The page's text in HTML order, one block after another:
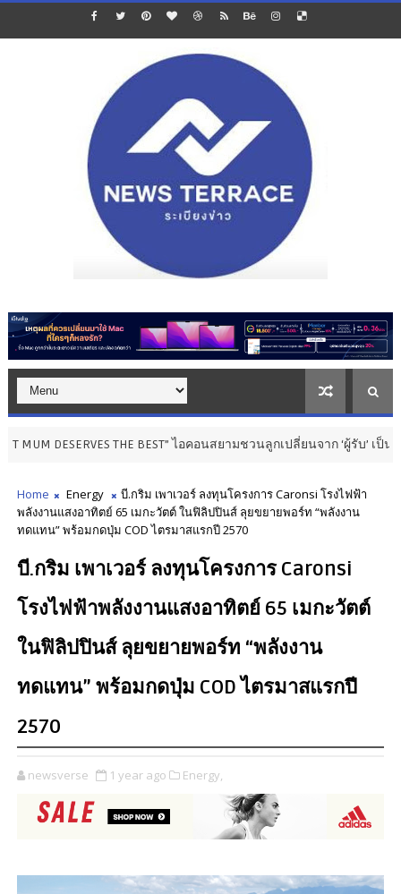
DESERVES THE BEST” ไอคอนสยามชวนลูกเปลี่ยนจาก ‘ผู้รับ’ เป็น ‘ผู้ให้’ ใน
Home Energy
บี.กริม เพาเวอร์ ลงทุนโครงการ Caronsi โรงไฟฟ้า
พลังงานแสงอาทิตย์ 65 เมกะวัตต์ ในฟิลิปปินส์ ลุยขยายพอร์ท “พลังงาน
ทดแทน” พร้อมกดปุ่ม COD ไตรมาสแรกปี 2570
บี.กริม เพาเวอร์ ลงทุนโครงการ Caronsi
โรงไฟฟ้าพลังงานแสงอาทิตย์ 65 เมกะวัตต์
ในฟิลิปปินส์ ลุยขยายพอร์ท “พลังงาน
ทดแทน” พร้อมกดปุ่ม COD ไตรมาสแรกปี
2570
newsverse 1 year ago Energy,